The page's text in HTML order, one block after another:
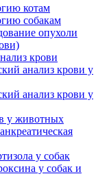
котам
собакам
опухоли
крови
анализ крови у
анализ крови у
у животных
у собак
у собак и